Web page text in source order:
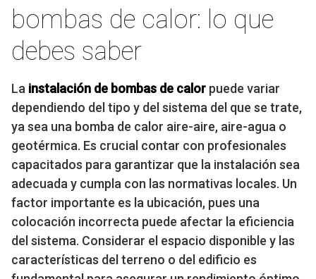
bombas de calor: lo que
debes saber
La instalación de bombas de calor puede variar
dependiendo del tipo y del sistema del que se trate,
ya sea una bomba de calor aire-aire, aire-agua o
geotérmica. Es crucial contar con profesionales
capacitados para garantizar que la instalación sea
adecuada y cumpla con las normativas locales. Un
factor importante es la ubicación, pues una
colocación incorrecta puede afectar la eficiencia
del sistema. Considerar el espacio disponible y las
características del terreno o del edificio es